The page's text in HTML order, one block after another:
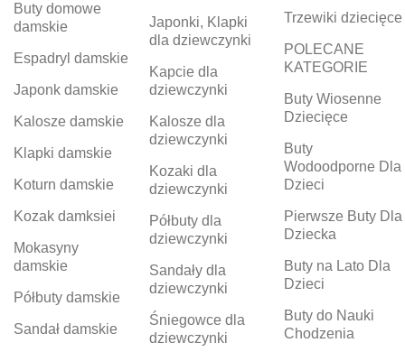
Buty domowe
damskie
Espadryl damskie
Japonk damskie
Kalosze damskie
Klapki damskie
Koturn damskie
Kozak damksiei
Mokasyny
damskie
Półbuty damskie
Sandał damskie
Japonki, Klapki
dla dziewczynki
Kapcie dla
dziewczynki
Kalosze dla
dziewczynki
Kozaki dla
dziewczynki
Półbuty dla
dziewczynki
Sandały dla
dziewczynki
Śniegowce dla
dziewczynki
Trzewiki dziecięce
POLECANE
KATEGORIE
Buty Wiosenne
Dziecięce
Buty
Wodoodporne Dla
Dzieci
Pierwsze Buty Dla
Dziecka
Buty na Lato Dla
Dzieci
Buty do Nauki
Chodzenia